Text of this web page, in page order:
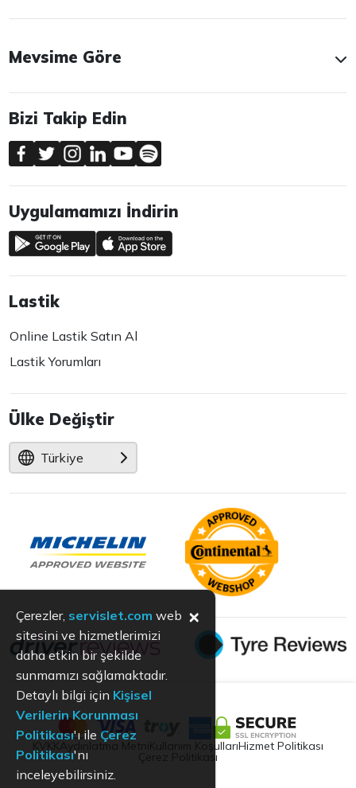
Mevsime Göre
Bizi Takip Edin
Uygulamamızı İndirin
Lastik
Online Lastik Satın Al
Lastik Yorumları
Ülke Değiştir
Türkiye
Aydınlatma Metni Kullanım KoşullarıHizmet Politikası
Çerez Politikası
Çerezler, servislet.com web
sitesini ve hizmetlerimizi
daha etkin bir şekilde
sunmamızı sağlamaktadır.
Detaylı bilgi için Kişisel
Verilerin Korunması
Politikası'ı ile Çerez
Politikası'nı
inceleyebilirsiniz.
×